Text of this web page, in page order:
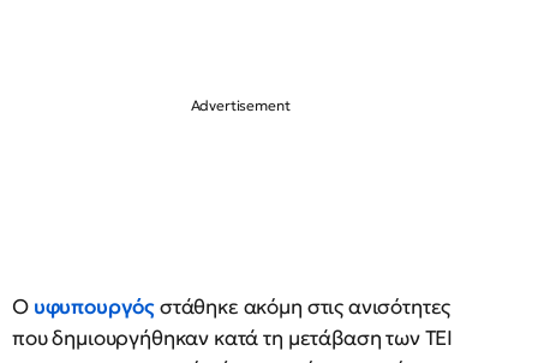
Ο υφυπουργόςστάθηκε ακόμη στις ανισότητες
που δημιουργήθηκαν κατά τη μετάβαση των ΤΕΙ